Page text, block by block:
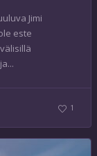
Jimi
este
1